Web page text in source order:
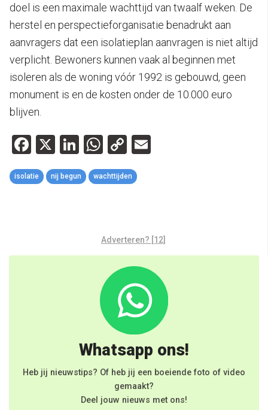
doel is een maximale wachttijd van twaalf weken. De
herstel en perspectieforganisatie benadrukt aan
aanvragers dat een isolatieplan aanvragen is niet altijd
verplicht. Bewoners kunnen vaak al beginnen met
isoleren als de woning vóór 1992 is gebouwd, geen
monument is en de kosten onder de 10.000 euro
blijven.
Facebook
X LinkedIn
WhatsApp
Copy
Link
isolatie nij begun wachttijden
Adverteren? [12]
Whatsapp ons!
Heb jij nieuwstips? Of heb jij een boeiende foto of video
gemaakt?
Deel jouw nieuws met ons!